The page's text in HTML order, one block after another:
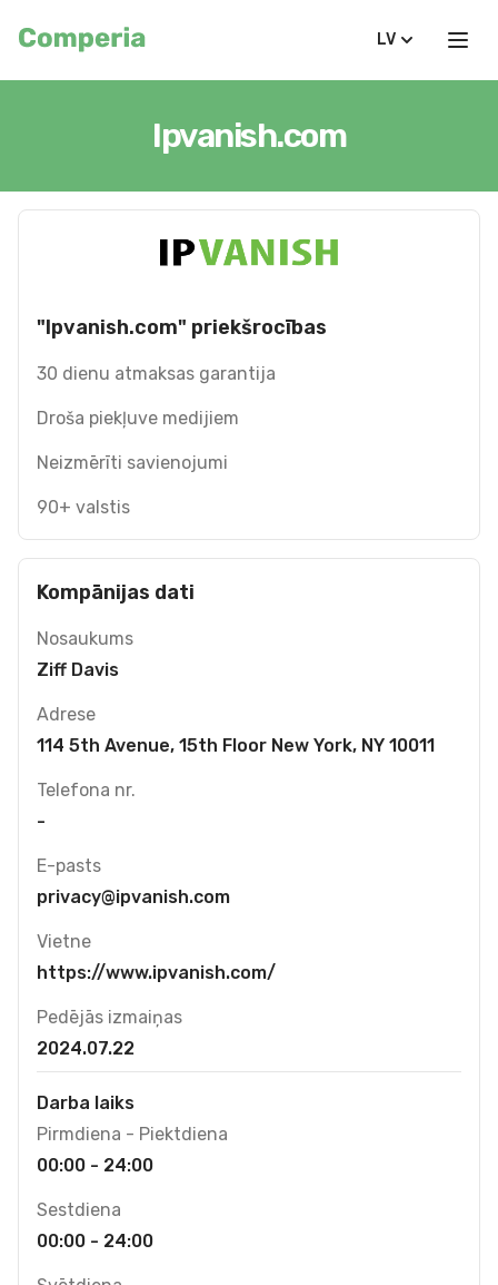
LV
Ipvanish.com
"Ipvanish.com" priekšrocības
30 dienu atmaksas garantija
Droša piekļuve medijiem
Neizmērīti savienojumi
90+ valstis
Kompānijas dati
Nosaukums
Ziff Davis
Adrese
114 5th Avenue, 15th Floor New York, NY 10011
Telefona nr.
-
E-pasts
privacy@ipvanish.com
Vietne
https://www.ipvanish.com/
Pedējās izmaiņas
2024.07.22
Darba laiks
Pirmdiena - Piektdiena
00:00 - 24:00
Sestdiena
00:00 - 24:00